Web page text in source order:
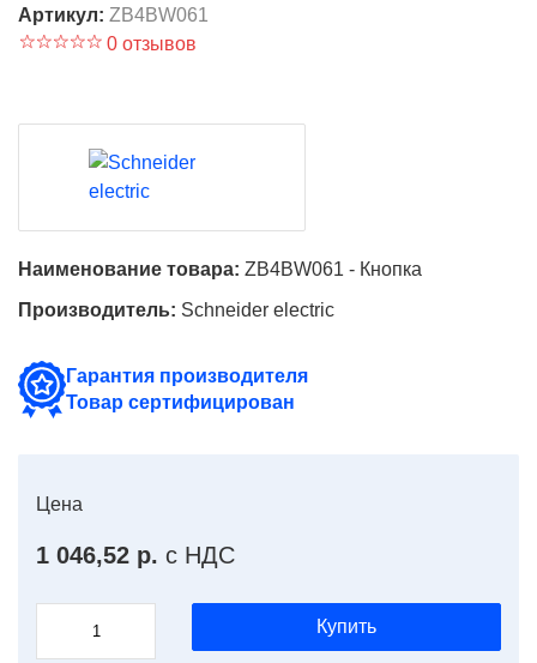
Артикул: ZB4BW061
0 отзывов
Наименование товара: ZB4BW061 - Кнопка
Производитель: Schneider electric
Гарантия производителя
Товар сертифицирован
Цена
1 046,52 р. с НДС
Купить